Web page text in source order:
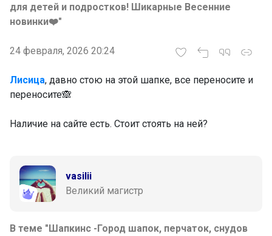
для детей и подростков! Шикарные Весенние
новинки❤️"
24 февраля, 2026 20:24
Лисица, давно стою на этой шапке, все переносите и
переносите🙈
‌Наличие на сайте есть. Стоит стоять на ней?
vasilii
Великий магистр
В теме "Шапкинс -Город шапок, перчаток, снудов